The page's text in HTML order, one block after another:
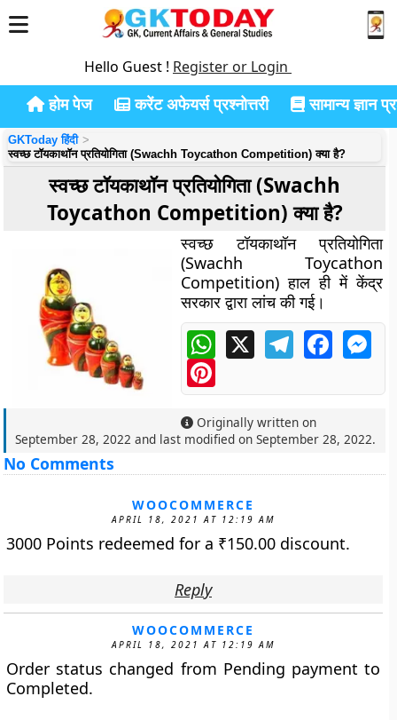
Hello Guest ! Register or Login
होम पेज करेंट अफेयर्स प्रश्नोत्तरी सामान्य ज्ञान
GKToday हिंदी
स्वच्छ टॉयकाथॉन प्रतियोगिता (Swachh Toycathon Competition) क्या है?
स्वच्छ टॉयकाथॉन प्रतियोगिता (Swachh
Toycathon Competition) क्या है?
स्वच्छ टॉयकाथॉन प्रतियोगिता
(Swachh Toycathon
Competition) हाल ही में केंद्र
सरकार द्वारा लांच की गई।
WhatsApp TelegramFacebook
Originally written on
September 28, 2022 and last modified onSeptember 28, 2022.
No Comments
WOOCOMMERCE
APRIL 18, 2021 AT 12:19 AM
3000 Points redeemed for a ₹150.00 discount.
Reply
WOOCOMMERCE
APRIL 18, 2021 AT 12:19 AM
Order status changed from Pending payment to
Completed.